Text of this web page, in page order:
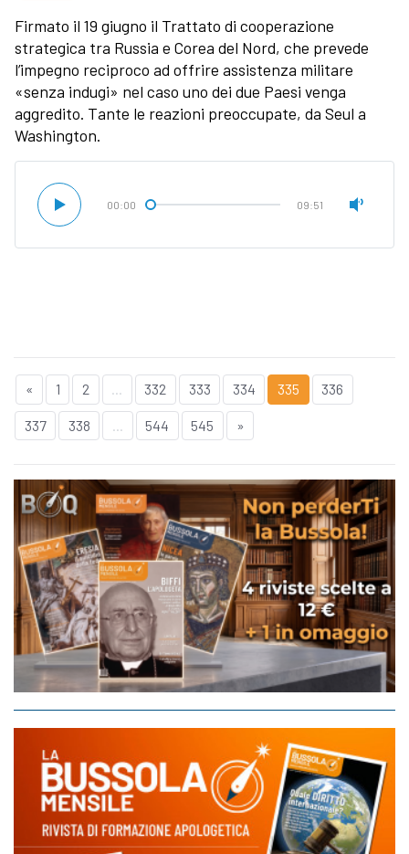
Firmato il 19 giugno il Trattato di cooperazione
strategica tra Russia e Corea del Nord, che prevede
l’impegno reciproco ad offrire assistenza militare
«senza indugi» nel caso uno dei due Paesi venga
aggredito. Tante le reazioni preoccupate, da Seul a
Washington.
00:00 09:51
« 1 2 ... 332 333 334 335 336
337 338 544 545 »